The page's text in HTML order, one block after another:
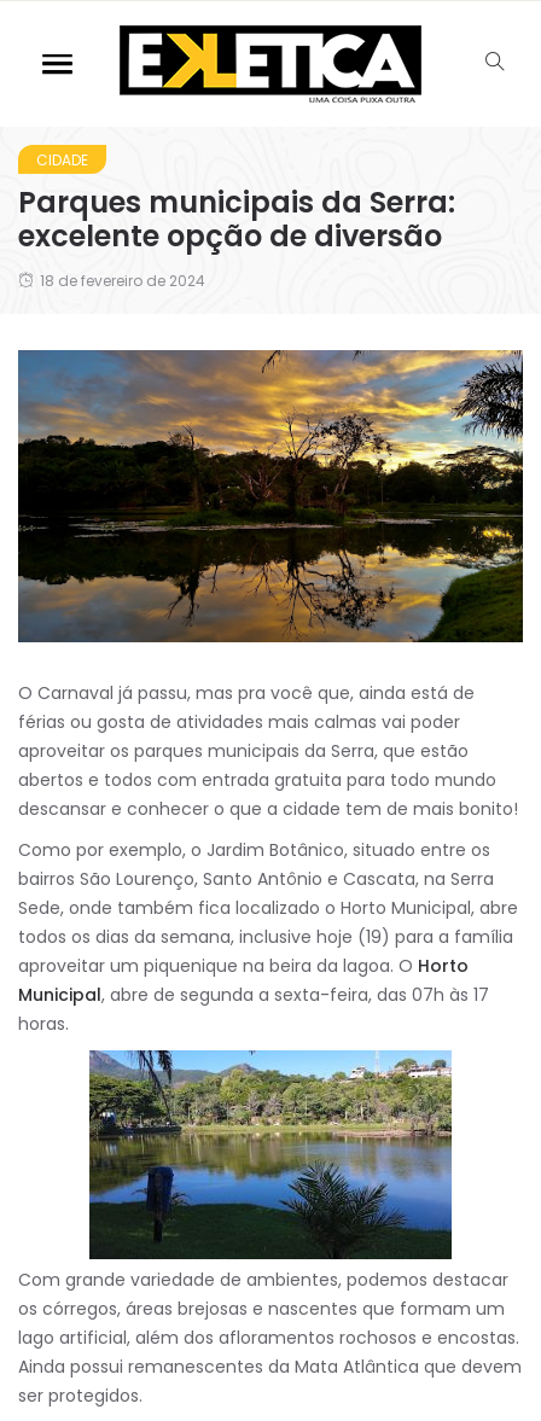
CIDADE
Parques municipais da Serra:
excelente opção de diversão
18 de fevereiro de 2024
O Carnaval já passu, mas pra você que, ainda está de
férias ou gosta de atividades mais calmas vai poder
aproveitar os parques municipais da Serra, que estão
abertos e todos com entrada gratuita para todo mundo
descansar e conhecer o que a cidade tem de mais bonito!
Como por exemplo, o Jardim Botânico, situado entre os
bairros São Lourenço, Santo Antônio e Cascata, na Serra
Sede, onde também fica localizado o Horto Municipal, abre
todos os dias da semana, inclusive hoje (19) para a família
aproveitar um piquenique na beira da lagoa. O Horto
Municipal, abre de segunda a sexta-feira, das 07h às 17
horas.
Com grande variedade de ambientes, podemos destacar
os córregos, áreas brejosas e nascentes que formam um
lago artificial, além dos afloramentos rochosos e encostas.
Ainda possui remanescentes da Mata Atlântica que devem
ser protegidos.